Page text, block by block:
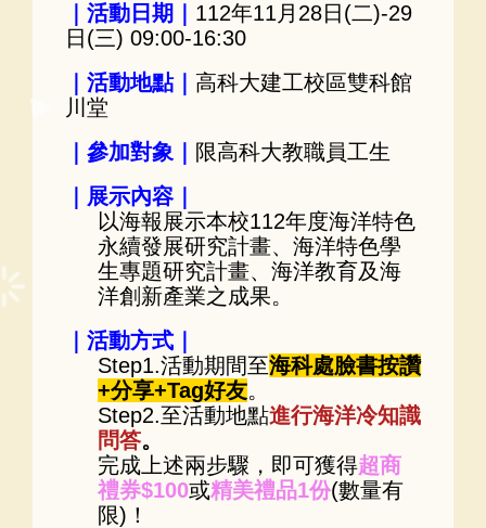
｜活動日期｜ 112年11月28日(二)-29
日(三) 09:00-16:30
｜活動地點｜ 高科大建工校區雙科館
川堂
｜參加對象｜ 限高科大教職員工生
｜展示內容｜
以海報展示本校112年度海洋特色
永續發展研究計畫、海洋特色學
生專題研究計畫、海洋教育及海
洋創新產業之成果。
｜活動方式｜
Step1.活動期間至海科處臉書按讚
+分享+Tag好友。
Step2.至活動地點進行海洋冷知識
問答。
完成上述兩步驟，即可獲得超商
禮券$100或精美禮品1份(數量有
限)！